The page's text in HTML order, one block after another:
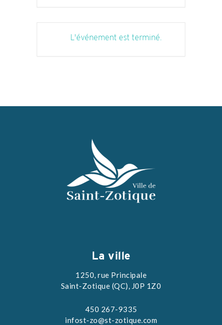
L'événement est terminé.
La ville
1250, rue Principale
Saint-Zotique (QC), J0P 1Z0
450 267-9335
infost-zo@st-zotique.com